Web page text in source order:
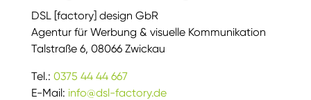
DSL [factory] design GbR
Agentur für Werbung & visuelle Kommunikation
Talstraße 6, 08066 Zwickau
Tel.: 0375 44 44 667
E-Mail: info@dsl-factory.de